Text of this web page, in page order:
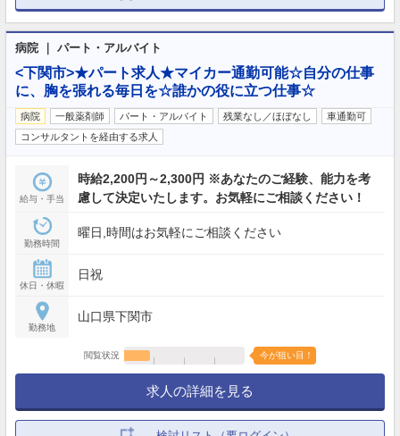
病院 ｜ パート・アルバイト
<下関市>★パート求人★マイカー通勤可能☆自分の仕事
に、胸を張れる毎日を☆誰かの役に立つ仕事☆
病院 一般薬剤師 パート・アルバイト 残業なし／ほぼなし
車通勤可
コンサルタントを経由する求人
給与・手当
時給2,200円～2,300円 ※あなたのご経験、能力を考
慮して決定いたします。お気軽にご相談ください！
勤務時間
曜日,時間はお気軽にご相談ください
休日・休暇
日祝
勤務地
山口県下関市
閲覧状況 今が狙い目！
求人の詳細を見る